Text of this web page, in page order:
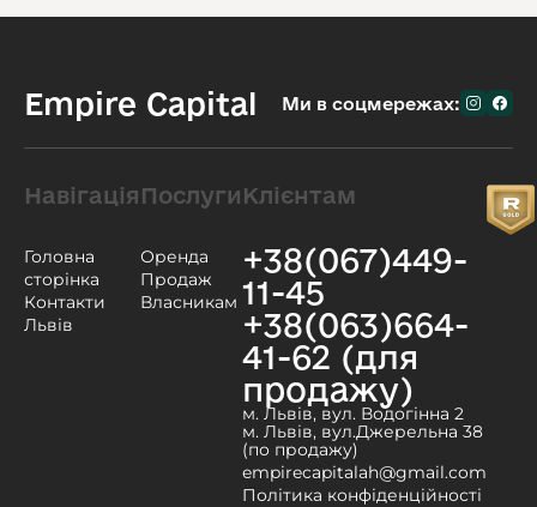
Empire Capital Ми в соцмережах:
Навігація
Головна
сторінка
Контакти
Львів
Послуги
Оренда
Продаж
Власникам
Клієнтам
+38(067)449-
11-45
+38(063)664-
41-62 (для
продажу)
м. Львів, вул. Водогінна 2
м. Львів, вул.Джерельна 38
(по продажу)
empirecapitalah@gmail.com
Політика конфіденційності